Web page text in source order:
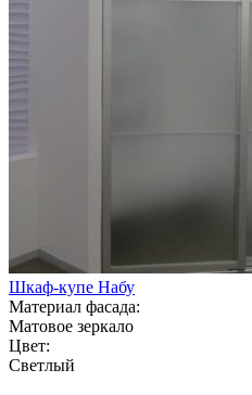
Шкаф-купе Набу
Материал фасада:
Матовое зеркало
Цвет:
Светлый